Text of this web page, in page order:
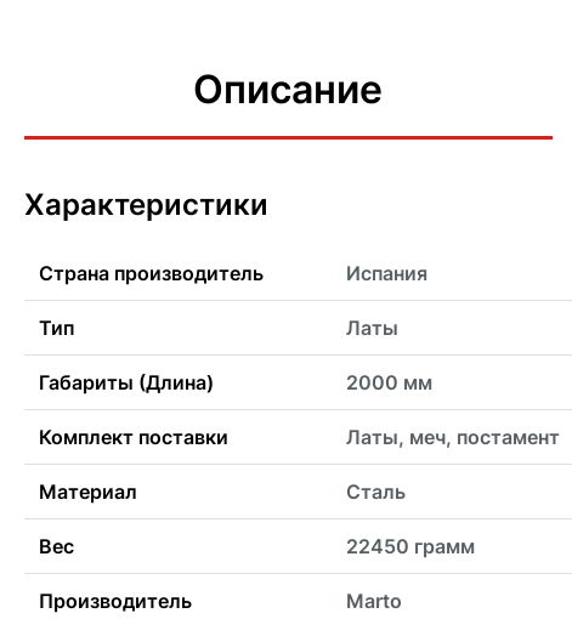
Описание
Характеристики
Страна производитель Испания
Тип Латы
Габариты (Длина) 2000 мм
Комплект поставки Латы, меч, постамент
Материал Сталь
Вес 22450 грамм
Производитель Marto